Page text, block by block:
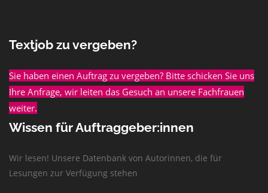
Textjob zu vergeben?
Sie haben einen Auftrag zu vergeben? Bitte schicken Sie uns
Ihre Anfrage, wir leiten das Gesuch an unsere Fachfrauen
weiter.
Wissen für Auftraggeber:innen
Wir lesen! Unsere Datenbank von Autorinnen, die für
Lesungen zur Verfügung stehen